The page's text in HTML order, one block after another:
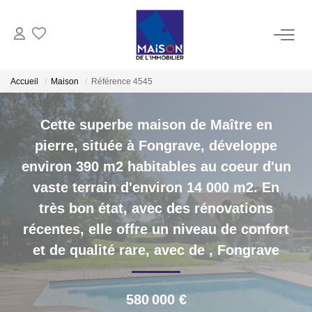
GESTION
ESTIMATION
Estimer Vendre
Estimation En Ligne Gratuite
Biens Vendus
Accueil Maison Référence 4545
Cette superbe maison de Maître en
pierre, située à Fongrave, développe
environ 390 m2 habitables au coeur d'un
vaste terrain d'environ 14 000 m2. En
très bon état, avec des rénovations
récentes, elle offre un niveau de confort
et de qualité rare, avec de , Fongrave
580 000 €